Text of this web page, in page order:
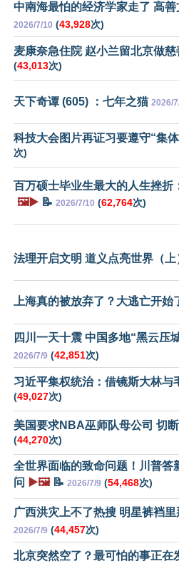
中南海最怕的经济学家走了 高
2026/7/10 (43,928次)
麦康奈急住院 赵小兰留北京做慈
(43,013次)
天下奇谭 (605) ：七年之猫 2026/
科技大会图片再证习要遵守“集
次)
百万硕士毕业生最大的人生挫折
🖼️▶️ 📝 2026/7/10 (62,764次)
法理开启文明 道义点亮世界（上
上海真的被放弃了？大逃亡开始
四川一天十震 中国多地“黑云压
2026/7/9 (42,851次)
习近平集权统治：借镜斯大林与
(49,027次)
美国要求NBA巫师队母公司 切
(44,270次)
全世界面临的致命问题！川普答
问
▶️🖼️📝 2026/7/9 (54,468次)
广西洪灾上不了热搜 明星裤裆
2026/7/9 (44,457次)
北京突然空了？最可怕的事正在